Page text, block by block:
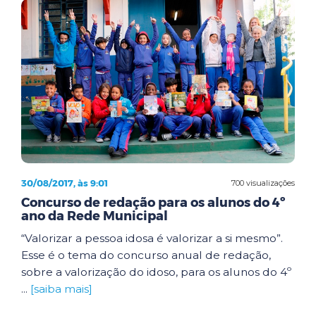
700 visualizações
30/08/2017, às 9:01
Concurso de redação para os alunos do 4º
ano da Rede Municipal
“Valorizar a pessoa idosa é valorizar a si mesmo”.
Esse é o tema do concurso anual de redação,
sobre a valorização do idoso, para os alunos do 4º
... [saiba mais]